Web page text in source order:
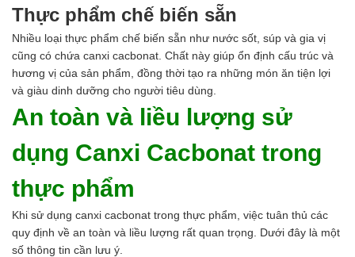
Thực phẩm chế biến sẵn
Nhiều loại thực phẩm chế biến sẵn như nước sốt, súp và gia vị
cũng có chứa canxi cacbonat. Chất này giúp ổn định cấu trúc và
hương vị của sản phẩm, đồng thời tạo ra những món ăn tiện lợi
và giàu dinh dưỡng cho người tiêu dùng.
An toàn và liều lượng sử
dụng Canxi Cacbonat trong
thực phẩm
Khi sử dụng canxi cacbonat trong thực phẩm, việc tuân thủ các
quy định về an toàn và liều lượng rất quan trọng. Dưới đây là một
số thông tin cần lưu ý.